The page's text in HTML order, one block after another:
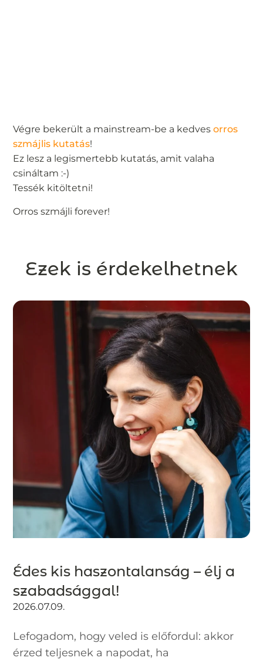
Végre bekerült a mainstream-be a kedvesorros
szmájlis kutatás!
Ez lesz a legismertebb kutatás, amit valaha
csináltam :-)
Tessék kitöltetni!
Orros szmájli forever!
Ezek is érdekelhetnek
Édes kis haszontalanság – élj a
szabadsággal!
2026.07.09.
Lefogadom, hogy veled is előfordul: akkor
érzed teljesnek a napodat, ha